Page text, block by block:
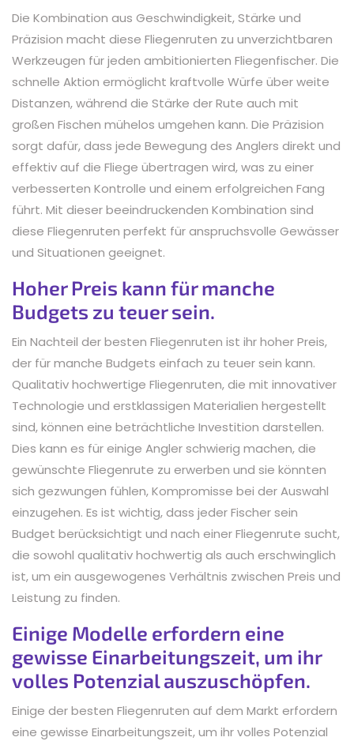
Die Kombination aus Geschwindigkeit, Stärke und
Präzision macht diese Fliegenruten zu unverzichtbaren
Werkzeugen für jeden ambitionierten Fliegenfischer. Die
schnelle Aktion ermöglicht kraftvolle Würfe über weite
Distanzen, während die Stärke der Rute auch mit
großen Fischen mühelos umgehen kann. Die Präzision
sorgt dafür, dass jede Bewegung des Anglers direkt und
effektiv auf die Fliege übertragen wird, was zu einer
verbesserten Kontrolle und einem erfolgreichen Fang
führt. Mit dieser beeindruckenden Kombination sind
diese Fliegenruten perfekt für anspruchsvolle Gewässer
und Situationen geeignet.
Hoher Preis kann für manche
Budgets zu teuer sein.
Ein Nachteil der besten Fliegenruten ist ihr hoher Preis,
der für manche Budgets einfach zu teuer sein kann.
Qualitativ hochwertige Fliegenruten, die mit innovativer
Technologie und erstklassigen Materialien hergestellt
sind, können eine beträchtliche Investition darstellen.
Dies kann es für einige Angler schwierig machen, die
gewünschte Fliegenrute zu erwerben und sie könnten
sich gezwungen fühlen, Kompromisse bei der Auswahl
einzugehen. Es ist wichtig, dass jeder Fischer sein
Budget berücksichtigt und nach einer Fliegenrute sucht,
die sowohl qualitativ hochwertig als auch erschwinglich
ist, um ein ausgewogenes Verhältnis zwischen Preis und
Leistung zu finden.
Einige Modelle erfordern eine
gewisse Einarbeitungszeit, um ihr
volles Potenzial auszuschöpfen.
Einige der besten Fliegenruten auf dem Markt erfordern
eine gewisse Einarbeitungszeit, um ihr volles Potenzial